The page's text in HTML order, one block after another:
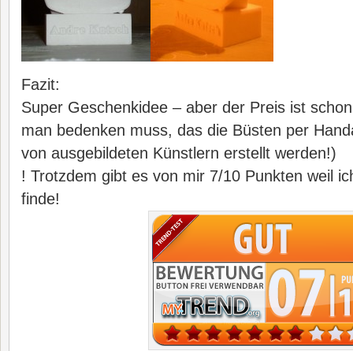
Fazit:
Super Geschenkidee – aber der Preis ist
man bedenken muss, das die Büsten per
von ausgebildeten Künstlern erstellt werden!)
! Trotzdem gibt es von mir 7/10 Punkten weil
finde!